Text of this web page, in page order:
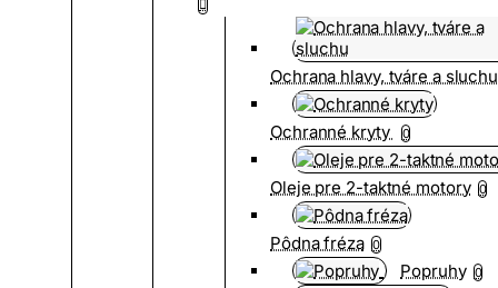
Ochrana hlavy, tváre a sluchu
Ochranné kryty 0
Oleje pre 2-taktné motory 0
Pôdna fréza 0
Popruhy 0